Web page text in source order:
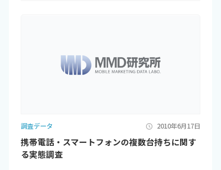
調査データ 2010年6月17日
携帯電話・スマートフォンの複数台持ちに関す
る実態調査